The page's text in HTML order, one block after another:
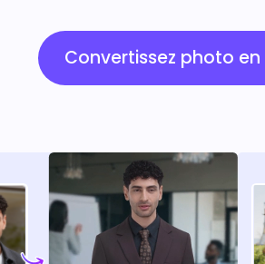
Convertissez photo